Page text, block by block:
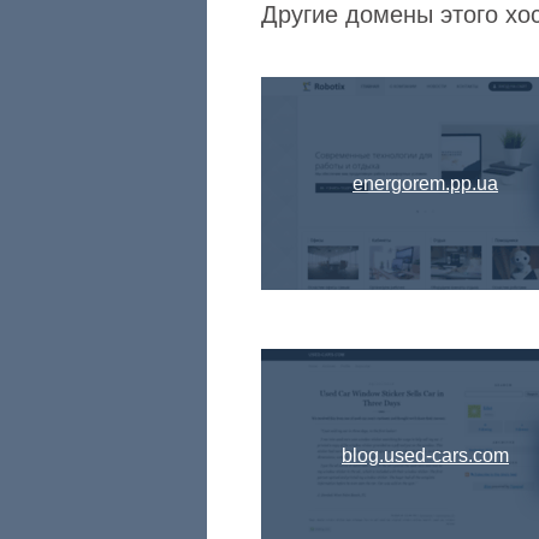
Другие домены этого
energorem.pp.ua
blog.used-cars.com